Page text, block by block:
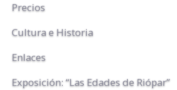
Precios
Cultura e Historia
Enlaces
Exposición: “Las Edades de Riópar”